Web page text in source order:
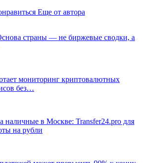
Еще от автора
страны — не биржевые сводки, а
мониторинг криптовалютных
без…
наличные в Москве: Transfer24.pro для
на рубли